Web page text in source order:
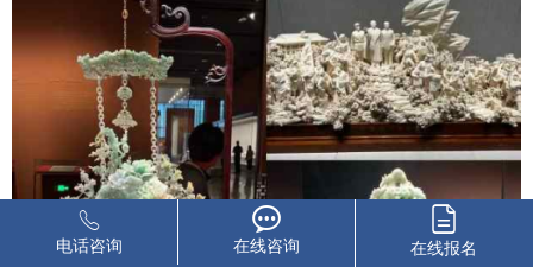
电话咨询 在线咨询 在线报名